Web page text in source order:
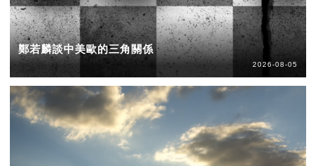
鄭若麟談中美歐的三角關係
2026-08-05